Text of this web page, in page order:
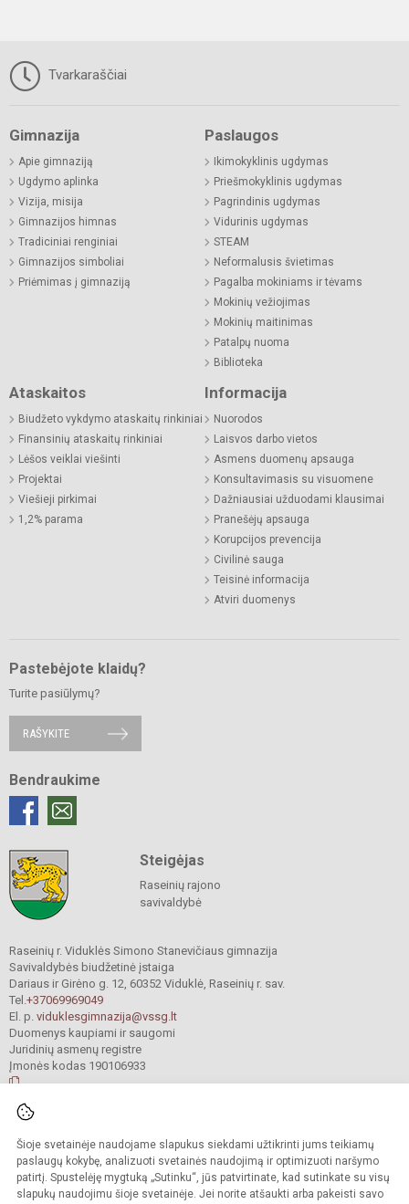
Šioje svetainėje naudojame slapukus siekdami užtikrinti jums teikiamų
paslaugų kokybę, analizuoti svetainės naudojimą ir optimizuoti naršymo
patirtį. Spustelėję mygtuką „Sutinku“, jūs patvirtinate, kad sutinkate su visų
slapukų naudojimu šioje svetainėje. Jei norite atšaukti arba pakeisti savo
Tvarkaraščiai
Gimnazija
Apie gimnaziją
Ugdymo aplinka
Vizija, misija
Gimnazijos himnas
Tradiciniai renginiai
Gimnazijos simboliai
Priėmimas į gimnaziją
Paslaugos
Ikimokyklinis ugdymas
Priešmokyklinis ugdymas
Pagrindinis ugdymas
Vidurinis ugdymas
STEAM
Neformalusis švietimas
Pagalba mokiniams ir tėvams
Mokinių vežiojimas
Mokinių maitinimas
Patalpų nuoma
Biblioteka
Ataskaitos
Biudžeto vykdymo ataskaitų rinkiniai
Finansinių ataskaitų rinkiniai
Lėšos veiklai viešinti
Projektai
Viešieji pirkimai
1,2% parama
Informacija
Nuorodos
Laisvos darbo vietos
Asmens duomenų apsauga
Konsultavimasis su visuomene
Dažniausiai užduodami klausimai
Pranešėjų apsauga
Korupcijos prevencija
Civilinė sauga
Teisinė informacija
Atviri duomenys
Pastebėjote klaidų?
Turite pasiūlymų?
RAŠYKITE
Bendraukime
Steigėjas
Raseinių rajono
savivaldybė
Raseinių r. Viduklės Simono Stanevičiaus gimnazija
Savivaldybės biudžetinė įstaiga
Dariaus ir Girėno g. 12, 60352 Viduklė, Raseinių r. sav.
Tel.+37069969049
El. p. viduklesgimnazija@vssg.lt
Duomenys kaupiami ir saugomi
Juridinių asmenų registre
Įmonės kodas 190106933
saugomos.
Kopijuoti turinį be raštiško gimnazijos sutikimo griežtai draudžiama.
Prieinamumo paraiška Slapukų valdymas